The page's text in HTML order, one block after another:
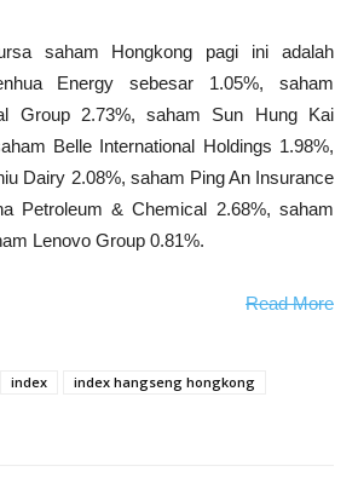
saham Hongkong pagi ini adalah
Energy sebesar 1.05%, saham
Group 2.73%, saham Sun Hung Kai
Belle International Holdings 1.98%,
Dairy 2.08%, saham Ping An Insurance
Petroleum & Chemical 2.68%, saham
Lenovo Group 0.81%.
Read More
index
index hangseng hongkong